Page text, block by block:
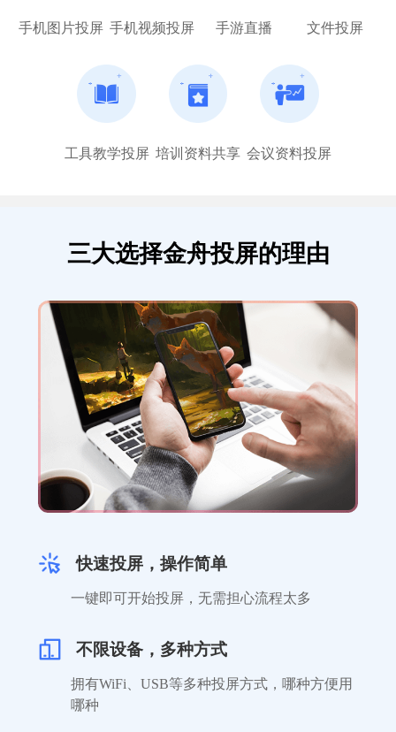
手机图片投屏 手机视频投屏 手游直播 文件投屏
工具教学投屏 培训资料共享 会议资料投屏
三大选择金舟投屏的理由
快速投屏，操作简单
一键即可开始投屏，无需担心流程太多
不限设备，多种方式
拥有WiFi、USB等多种投屏方式，哪种方便用
哪种
对电脑要求不高
这个软件比手机上自带的投屏功能好用得
多，一点也不卡，玩游戏看视频都能投屏到
电脑，效果真好！
软件越做越好了，每次更新都有惊喜，江下
科技的软件能解决生活和办公常见问题，支
持到底！
顾影
铁粉反馈
平时习惯在电脑上看剧，因为手机屏幕太小
容易懂，必须给个赞。